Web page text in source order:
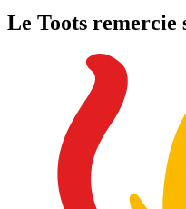
Le Toots remercie